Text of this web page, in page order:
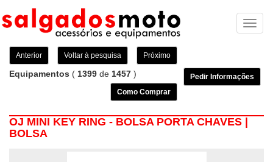
Anterior Voltar à pesquisa Próximo
Equipamentos ( 1399 de 1457 )
Pedir Informações
Como Comprar
OJ MINI KEY RING - BOLSA PORTA CHAVES |
BOLSA